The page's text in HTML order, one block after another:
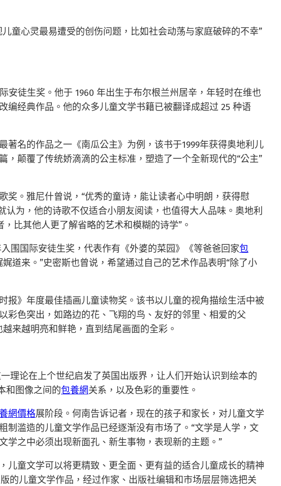
童心灵最易遭受的创伤问题，比如社会动荡与家庭破碎的不幸”
安徒生奖。他于 1960 年出生于布尔根兰州居辛，年轻时在维也
经典作品。他的众多儿童文学书籍已被翻译成超过 25 种语
名的作品之一《南瓜公主》为例，该书于1999年获得奥地利儿
颠覆了传统娇滴滴的公主标准，塑造了一个全新现代的“公主”
。雅尼什曾说，“优秀的童诗，能让读者心中明朗，获得慰
为，他的诗歌不仅适合小朋友阅读，也值得大人品味。奥地利
比其他人更了解省略的艺术和模糊的诗学”。
围国际安徒生奖，代表作有《外婆的菜园》《等爸爸回家包
道来。”史密斯也曾说，希望通过自己的艺术作品表明“除了小
报》年度最佳插画儿童读物奖。该书以儿童的视角描绘生活中被
彩色突出，如路边的花、飞翔的鸟、友好的邻里、相爱的父
来越明亮和鲜艳，直到结尾画面的全彩。
理论在上个世纪启发了英国出版界，让人们开始认识到绘本的
和图像之间的包養網关系，以及色彩的重要性。
網價格展阶段。何南告诉记者，现在的孩子和家长，对儿童文学
滥造的儿童文学作品已经逐渐没有市场了。“文学是人学，文
学之中必须出现新面孔、新生事物，表现新的主题。”
童文学可以将更精致、更全面、更有益的适合儿童成长的精神
的儿童文学作品，经过作家、出版社编辑和市场层层筛选把关